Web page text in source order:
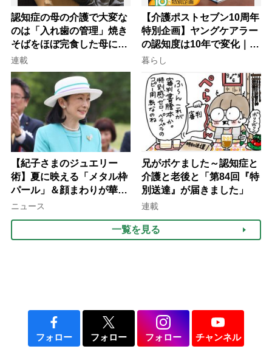
認知症の母の介護で大変な
のは「入れ歯の管理」焼き
そばをほぼ完食した母に息
子が血の気が引いた理由
連載
【介護ポストセブン10周年
特別企画】ヤングケアラー
の認知度は10年で変化｜流
行語大賞にノミネート、法
律にも明記されたが果たし
て現在は？
暮らし
【紀子さまのジュエリー
術】夏に映える「メタル枠
パール」＆顔まわりが華や
ぐ「揺れる一粒」の使い分
ニュース
兄がボケました～認知症と
介護と老後と「第84回『特
別送達』が届きました」
連載
一覧を見る
フォロー フォロー フォロー チャンネル